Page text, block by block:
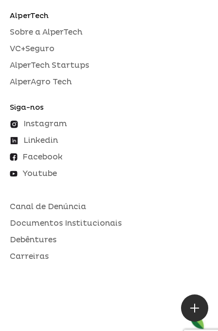
AlperTech
Sobre a AlperTech
VC+Seguro
AlperTech Startups
AlperAgro Tech
Siga-nos
Instagram
Linkedin
Facebook
Youtube
Canal de Denúncia
Documentos Institucionais
Debêntures
Carreiras